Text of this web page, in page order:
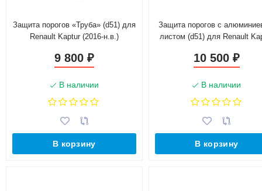
Защита порогов «Труба» (d51) для
Renault Kaptur (2016-н.в.)
9 800 ₽
В наличии
В корзину
Защита порогов с
листом (d51) для Renault
10 500 ₽
В наличии
В корзину